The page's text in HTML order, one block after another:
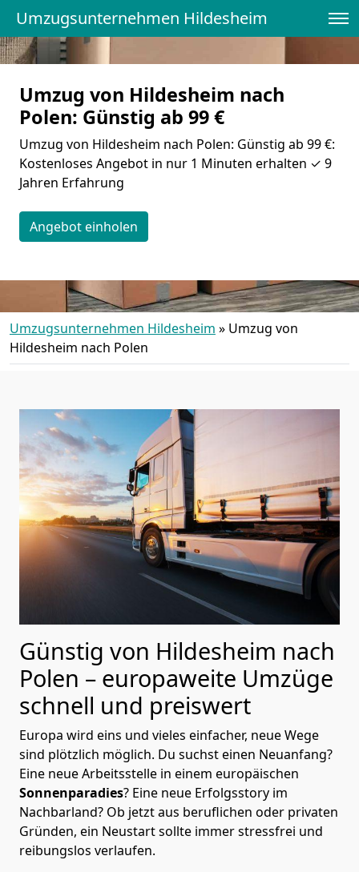
Umzugsunternehmen Hildesheim
Umzug von Hildesheim nach
Polen: Günstig ab 99 €
Umzug von Hildesheim nach Polen: Günstig ab 99 €:
Kostenloses Angebot in nur 1 Minuten erhalten ✓ 9
Jahren Erfahrung
Angebot einholen
Umzugsunternehmen Hildesheim » Umzug von
Hildesheim nach Polen
Günstig von Hildesheim nach
Polen – europaweite Umzüge
schnell und preiswert
Europa wird eins und vieles einfacher, neue Wege
sind plötzlich möglich. Du suchst einen Neuanfang?
Eine neue Arbeitsstelle in einem europäischen
Sonnenparadies? Eine neue Erfolgsstory im
Nachbarland? Ob jetzt aus beruflichen oder privaten
Gründen, ein Neustart sollte immer stressfrei und
reibungslos verlaufen.